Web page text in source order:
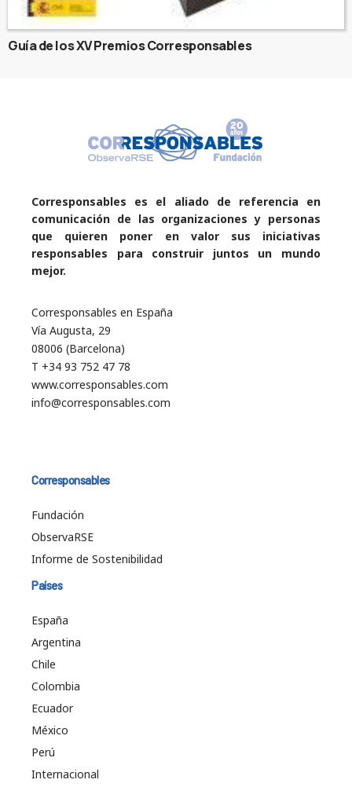
Guía de los XV Premios Corresponsables
Corresponsables es el aliado de referencia en
comunicación de las organizaciones y personas
que quieren poner en valor sus iniciativas
responsables para construir juntos un mundo
mejor.
Corresponsables en España
Vía Augusta, 29
08006 (Barcelona)
T +34 93 752 47 78
www.corresponsables.com
info@corresponsables.com
Corresponsables
Fundación
ObservaRSE
Informe de Sostenibilidad
Países
España
Argentina
Chile
Colombia
Ecuador
México
Perú
Internacional